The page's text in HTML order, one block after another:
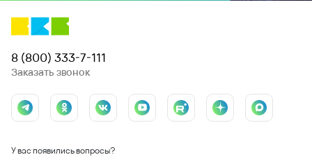
8 (800) 333-7-111
Заказать звонок
У вас появились вопросы?